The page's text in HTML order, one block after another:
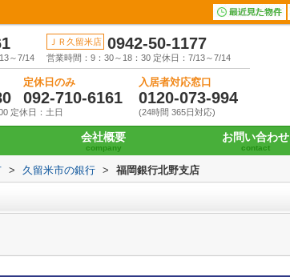
～7/14
ＪＲ久留米店 0942-50-1177
営業時間：9：30～18：30 定休日：7/13～7/14
定休日のみ
092-710-6161
定休日：土日
入居者対応窓口
0120-073-994
(24時間 365日対応)
会社概要
company
お問い合わせ
contact
> 久留米市の銀行 > 福岡銀行北野支店